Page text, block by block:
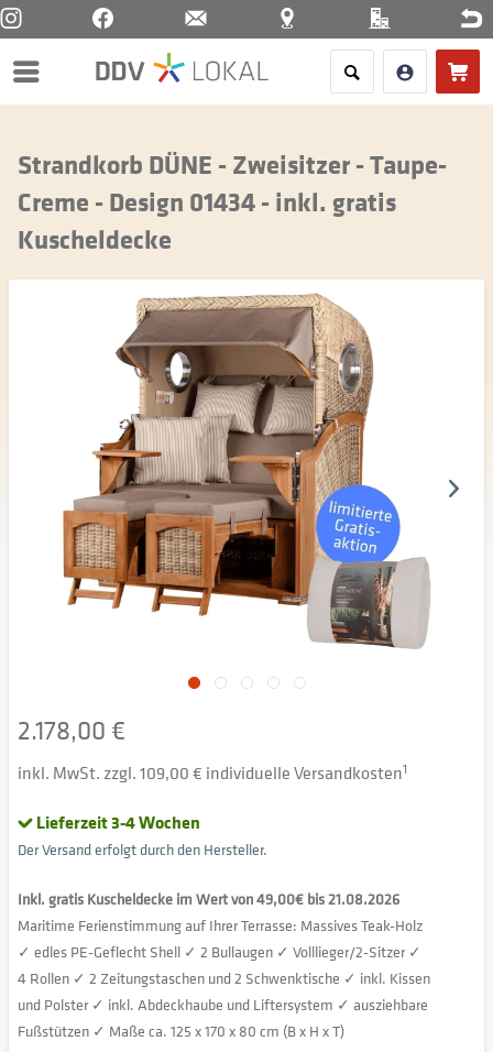
Menü
Strandkorb DÜNE - Zweisitzer - Taupe-
Creme - Design 01434 - inkl. gratis
Kuscheldecke
2.178,00 €
inkl. MwSt. zzgl. 109,00 € individuelle Versandkosten1
Lieferzeit 3-4 Wochen
Der Versand erfolgt durch den Hersteller.
Inkl. gratis Kuscheldecke im Wert von 49,00€ bis 21.08.2026
Maritime Ferienstimmung auf Ihrer Terrasse: Massives Teak-Holz
✓ edles PE-Geflecht Shell ✓ 2 Bullaugen ✓ Volllieger/2-Sitzer ✓
4 Rollen ✓ 2 Zeitungstaschen und 2 Schwenktische ✓ inkl. Kissen
und Polster ✓ inkl. Abdeckhaube und Liftersystem ✓ ausziehbare
Fußstützen ✓ Maße ca. 125 x 170 x 80 cm (B x H x T)